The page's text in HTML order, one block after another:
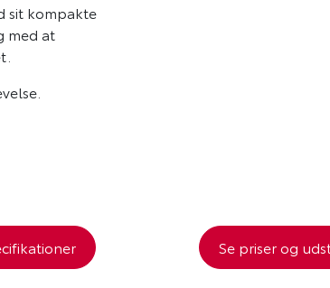
sit kompakte
med at
Se priser og